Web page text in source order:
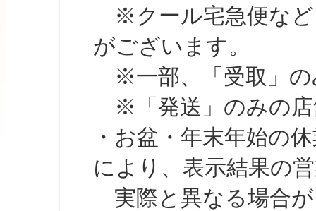
※クール宅急便など
がございます。
※一部、「受取」の
※「発送」のみの店
・お盆・年末年始の
により、表示結果の
実際と異なる場合が